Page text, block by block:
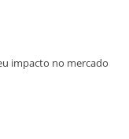
impacto no mercado